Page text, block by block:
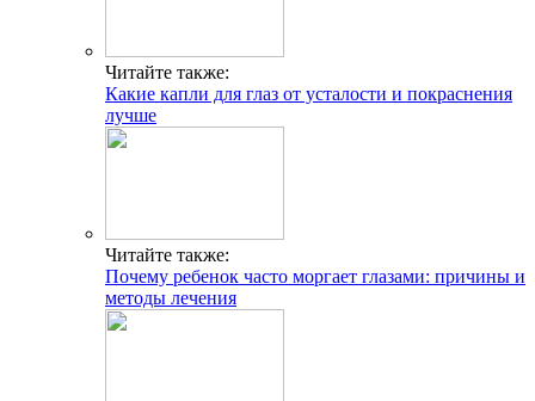
Читайте также:
Какие капли для глаз от усталости и покраснения
лучше
Читайте также:
Почему ребенок часто моргает глазами: причины и
методы лечения